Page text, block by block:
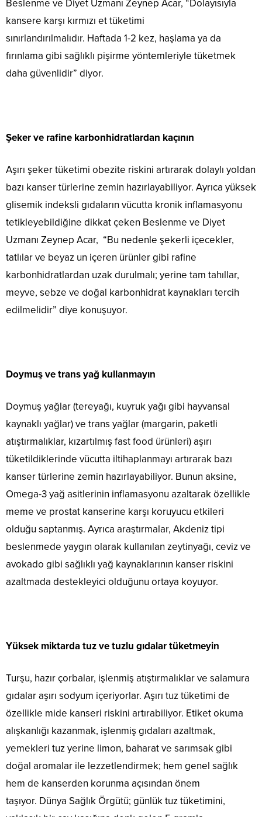
Beslenme ve Diyet Uzmanı Zeynep Acar, “Dolayısıyla
kansere karşı kırmızı et tüketimi
sınırlandırılmalıdır. Haftada 1-2 kez, haşlama ya da
fırınlama gibi sağlıklı pişirme yöntemleriyle tüketmek
daha güvenlidir” diyor.
Şeker ve rafine karbonhidratlardan kaçının
Aşırı şeker tüketimi obezite riskini artırarak dolaylı yoldan
bazı kanser türlerine zemin hazırlayabiliyor. Ayrıca yüksek
glisemik indeksli gıdaların vücutta kronik inflamasyonu
tetikleyebildiğine dikkat çeken Beslenme ve Diyet
Uzmanı Zeynep Acar, “Bu nedenle şekerli içecekler,
tatlılar ve beyaz un içeren ürünler gibi rafine
karbonhidratlardan uzak durulmalı; yerine tam tahıllar,
meyve, sebze ve doğal karbonhidrat kaynakları tercih
edilmelidir” diye konuşuyor.
Doymuş ve trans yağ kullanmayın
Doymuş yağlar (tereyağı, kuyruk yağı gibi hayvansal
kaynaklı yağlar) ve trans yağlar (margarin, paketli
atıştırmalıklar, kızartılmış fast food ürünleri) aşırı
tüketildiklerinde vücutta iltihaplanmayı artırarak bazı
kanser türlerine zemin hazırlayabiliyor. Bunun aksine,
Omega-3 yağ asitlerinin inflamasyonu azaltarak özellikle
meme ve prostat kanserine karşı koruyucu etkileri
olduğu saptanmış. Ayrıca araştırmalar, Akdeniz tipi
beslenmede yaygın olarak kullanılan zeytinyağı, ceviz ve
avokado gibi sağlıklı yağ kaynaklarının kanser riskini
azaltmada destekleyici olduğunu ortaya koyuyor.
Yüksek miktarda tuz ve tuzlu gıdalar tüketmeyin
Turşu, hazır çorbalar, işlenmiş atıştırmalıklar ve salamura
gıdalar aşırı sodyum içeriyorlar. Aşırı tuz tüketimi de
özellikle mide kanseri riskini artırabiliyor. Etiket okuma
alışkanlığı kazanmak, işlenmiş gıdaları azaltmak,
yemekleri tuz yerine limon, baharat ve sarımsak gibi
doğal aromalar ile lezzetlendirmek; hem genel sağlık
hem de kanserden korunma açısından önem
taşıyor. Dünya Sağlık Örgütü; günlük tuz tüketimini,